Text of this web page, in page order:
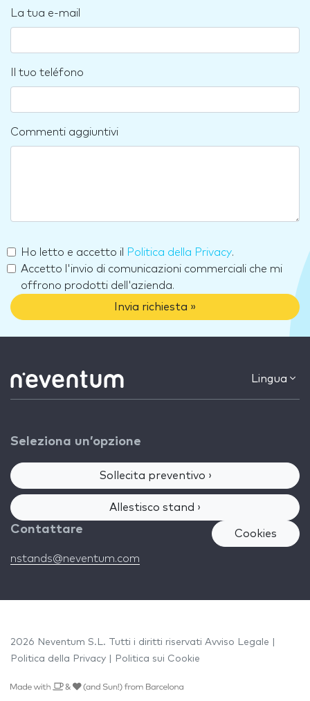
La tua e-mail
Il tuo teléfono
Commenti aggiuntivi
Ho letto e accetto il Politica della Privacy.
Accetto l'invio di comunicazioni commerciali che mi
offrono prodotti dell'azienda.
Invia richiesta »
Lingua
Seleziona un’opzione
Sollecita preventivo ›
Allestisco stand ›
Contattare
nstands@neventum.com
Cookies
2026 Neventum S.L. Tutti i diritti riservati Avviso Legale
Politica della Privacy
Politica sui Cookie